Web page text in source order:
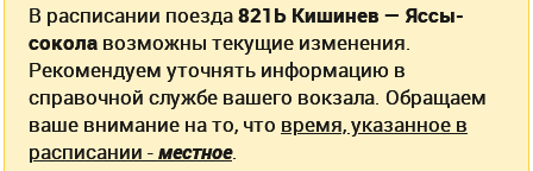
В расписании поезда821Ь Кишинев — Яссы-
сокола возможны текущие изменения.
Рекомендуем уточнять информацию в
справочной службе вашего вокзала. Обращаем
ваше внимание на то, что время, указанное в
расписании -местное.